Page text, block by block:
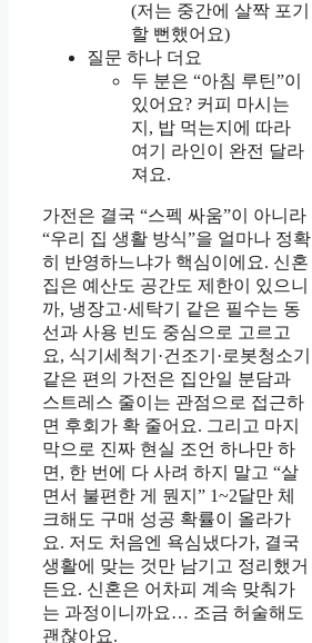
(저는 중간에 살짝 포기
할 뻔했어요)
질문 하나 더요
두 분은 “아침 루틴”이
있어요? 커피 마시는
지, 밥 먹는지에 따라
여기 라인이 완전 달라
져요.
가전은 결국 “스펙 싸움”이 아니라
“우리 집 생활 방식”을 얼마나 정확
히 반영하느냐가 핵심이에요. 신혼
집은 예산도 공간도 제한이 있으니
까, 냉장고·세탁기 같은 필수는 동
선과 사용 빈도 중심으로 고르고
요, 식기세척기·건조기·로봇청소기
같은 편의 가전은 집안일 분담과
스트레스 줄이는 관점으로 접근하
면 후회가 확 줄어요. 그리고 마지
막으로 진짜 현실 조언 하나만 하
면, 한 번에 다 사려 하지 말고 “살
면서 불편한 게 뭔지” 1~2달만 체
크해도 구매 성공 확률이 올라가
요. 저도 처음엔 욕심냈다가, 결국
생활에 맞는 것만 남기고 정리했거
든요. 신혼은 어차피 계속 맞춰가
는 과정이니까요… 조금 허술해도
괜찮아요.